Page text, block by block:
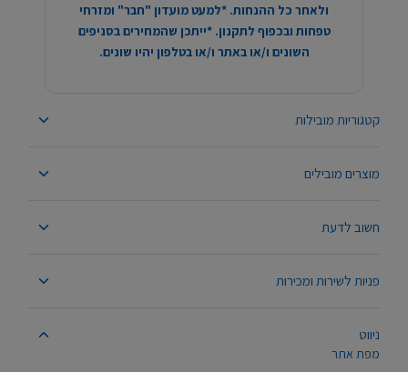
קטגוריות מובילות
מוצרים מובילים
חשוב לדעת
פניות לשירות ומכירות
ניווט
מפת אתר
ולאחר כל ההנחות. *למעט מועדון "חבר" ומזרחי
טפחות ובכפוף לתקנון. *ייתכן שהמחירים בסניפים
השונים ו/או באתר ו/או בטלפון יהיו שונים.